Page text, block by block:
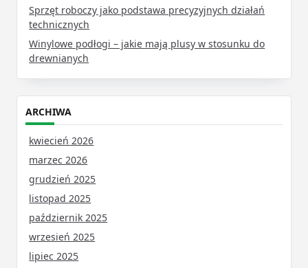
Sprzęt roboczy jako podstawa precyzyjnych działań
technicznych
Winylowe podłogi – jakie mają plusy w stosunku do
drewnianych
ARCHIWA
kwiecień 2026
marzec 2026
grudzień 2025
listopad 2025
październik 2025
wrzesień 2025
lipiec 2025